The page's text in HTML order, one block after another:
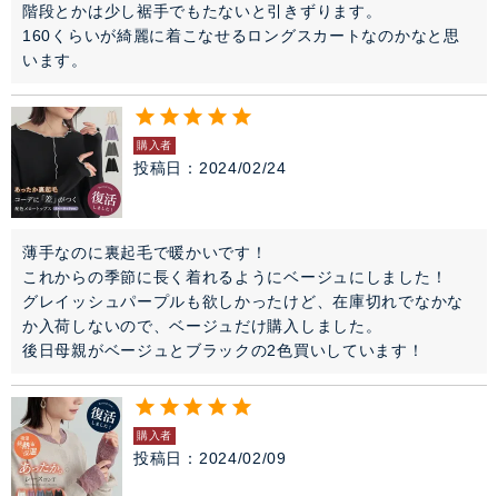
階段とかは少し裾手でもたないと引きずります。
160くらいが綺麗に着こなせるロングスカートなのかなと思
います。
購入者
投稿日 2024/02/24
薄手なのに裏起毛で暖かいです！
これからの季節に長く着れるようにベージュにしました！
グレイッシュパープルも欲しかったけど、在庫切れでなかな
か入荷しないので、ベージュだけ購入しました。
後日母親がベージュとブラックの2色買いしています！
購入者
投稿日 2024/02/09